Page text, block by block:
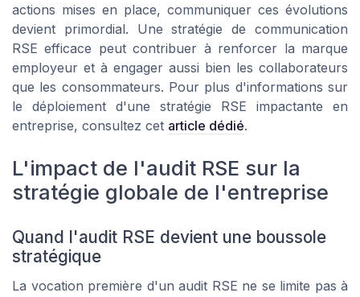
actions mises en place, communiquer ces évolutions
devient primordial. Une stratégie de communication
RSE efficace peut contribuer à renforcer la marque
employeur et à engager aussi bien les collaborateurs
que les consommateurs. Pour plus d'informations sur
le déploiement d'une stratégie RSE impactante en
entreprise, consultez cet article dédié.
L'impact de l'audit RSE sur la
stratégie globale de l'entreprise
Quand l'audit RSE devient une boussole
stratégique
La vocation première d'un audit RSE ne se limite pas à